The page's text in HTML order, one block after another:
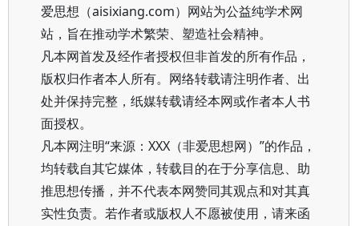
爱思想（aisixiang.com）网站为公益纯学术网
站，旨在推动学术繁荣、塑造社会精神。
凡本网首发及经作者授权但非首发的所有作品，
版权归作者本人所有。网络转载请注明作者、出
处并保持完整，纸媒转载请经本网或作者本人书
面授权。
凡本网注明“来源：XXX（非爱思想网）”的作品，
均转载自其它媒体，转载目的在于分享信息、助
推思想传播，并不代表本网赞同其观点和对其真
实性负责。若作者或版权人不愿被使用，请来函